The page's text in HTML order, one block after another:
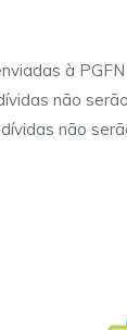
à
não
não